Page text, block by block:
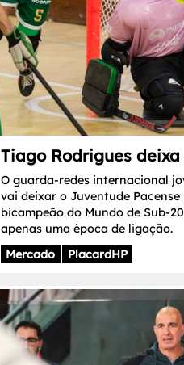
Tiago Rodrigues
O guarda-redes internacional
vai deixar o Juventude
bicampeão do Mundo de Sub-
apenas uma época de ligação.
Mercado
PlacardHP